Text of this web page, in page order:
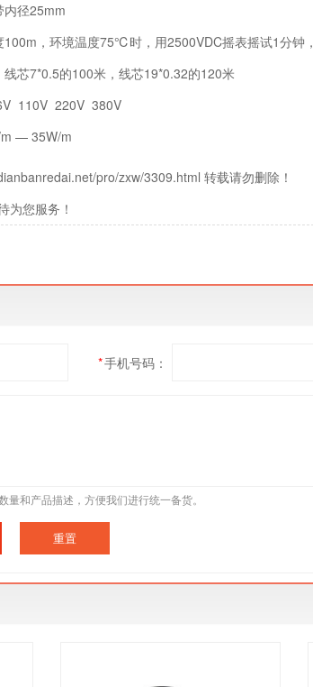
内径25mm
100m，环境温度75℃时，用2500VDC摇表摇试1分
芯7*0.5的100米，线芯19*0.32的120米
110V 220V 380V
— 35W/m
pro/zxw/3309.html 转载请勿删除！
为您服务！
*手机号码：
量和产品描述，方便我们进行统一备货。